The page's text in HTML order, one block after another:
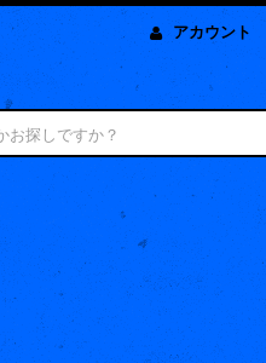
アカウント